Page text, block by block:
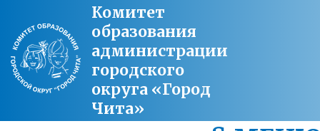
Комитет
образования
администрации
городского
округа «Город
Чита»